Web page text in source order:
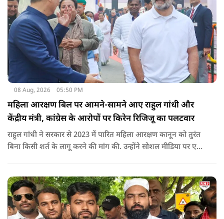
08 Aug, 2026 05:50 PM
महिला आरक्षण बिल पर आमने-सामने आए राहुल गांधी और
केंद्रीय मंत्री, कांग्रेस के आरोपों पर किरेन रिजिजू का पलटवार
राहुल गांधी ने सरकार से 2023 में पारित महिला आरक्षण कानून को तुरंत
बिना किसी शर्त के लागू करने की मांग की. उन्होंने सोशल मीडिया पर एक